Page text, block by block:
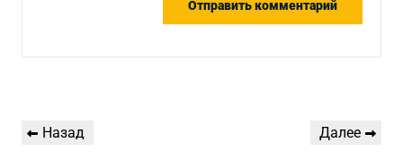
по
Предыдущая
Назад
Следующая
Далее